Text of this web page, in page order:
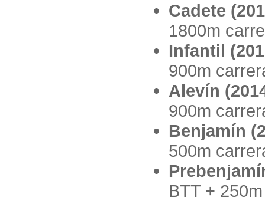
Cadete
1800m
Infantil
900m
Alevín
900m
Benjamín
500m
BTT +